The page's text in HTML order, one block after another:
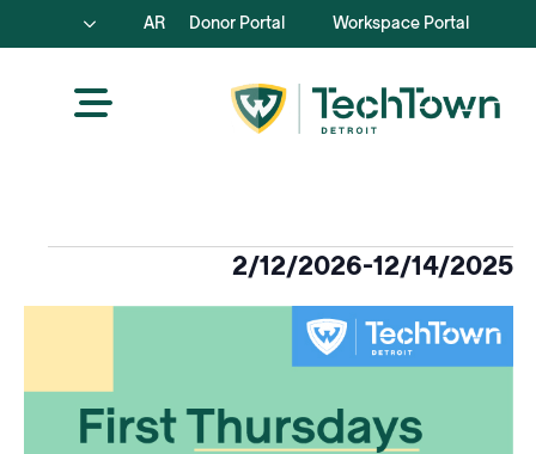
Workspace Portal
Donor Portal
AR
الفعاليات
12/14/2025
-
2/12/2026
التاريخ.
قائمة
الأحداث